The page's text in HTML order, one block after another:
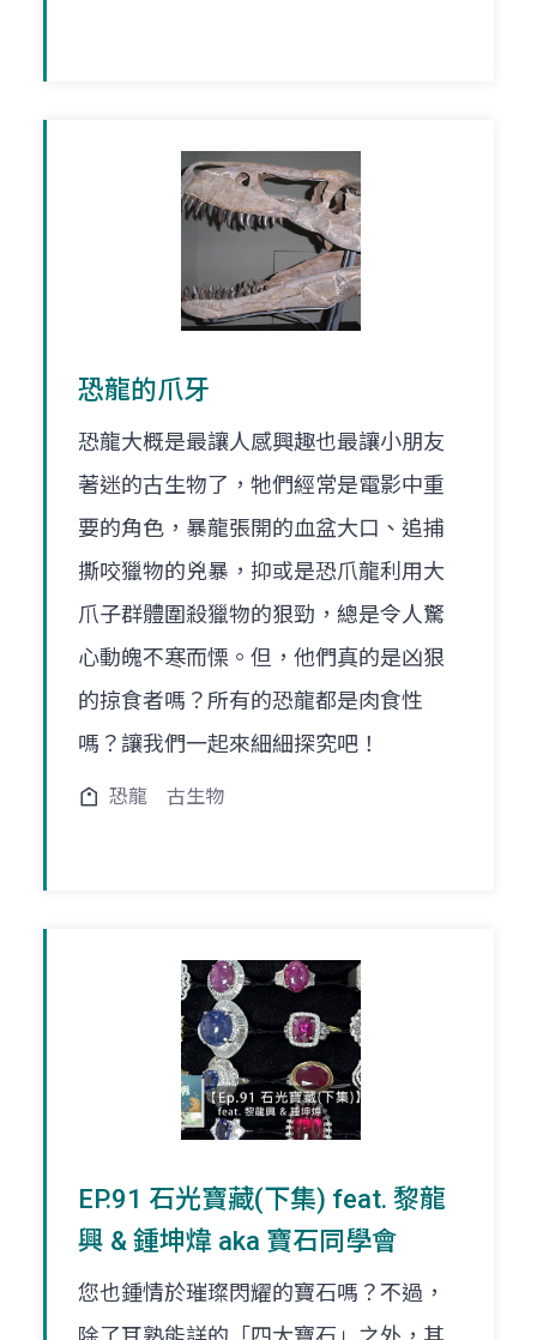
恐龍的爪牙
恐龍大概是最讓人感興趣也最讓小朋友
著迷的古生物了，牠們經常是電影中重
要的角色，暴龍張開的血盆大口、追捕
撕咬獵物的兇暴，抑或是恐爪龍利用大
爪子群體圍殺獵物的狠勁，總是令人驚
心動魄不寒而慄。但，他們真的是凶狠
的掠食者嗎？所有的恐龍都是肉食性
嗎？讓我們一起來細細探究吧！
恐龍 古生物
EP.91 石光寶藏(下集) feat. 黎龍
興 & 鍾坤煒 aka 寶石同學會
您也鍾情於璀璨閃耀的寶石嗎？不過，